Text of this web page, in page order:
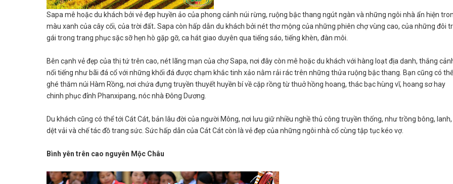
Sapa mê hoặc du khách bởi vẻ đẹp huyền ảo của phong cảnh núi rừng, ruộng bậc thang ngút ngàn và những ngôi nhà ẩn hiện
màu xanh của cây cối, của trời đất. Sapa còn hấp dẫn du khách bởi nét thơ mộng của những phiên chợ vùng cao, của những đôi
gái trong trang phục sặc sỡ hẹn hò gặp gỡ, ca hát giao duyên qua tiếng sáo, tiếng khèn, đàn môi.
Bên cạnh vẻ đẹp của thị tứ trên cao, nét lãng mạn của chợ Sapa, nơi đây còn mê hoặc du khách với hàng loạt địa danh, thắng
nổi tiếng như bãi đá cổ với những khối đá được chạm khắc tinh xảo nằm rải rác trên những thửa ruộng bậc thang. Bạn cũng có thể
ghé thăm núi Hàm Rồng, nơi chứa đựng truyền thuyết huyền bí về cặp rồng từ thuở hồng hoang, thác bạc hùng vĩ, hoang sơ hay
chinh phục đỉnh Phanxipang, nóc nhà Đông Dương.
Du khách cũng có thể tới Cát Cát, bản lâu đời của người Mông, nơi lưu giữ nhiều nghề thủ công truyền thống, như trồng bông, lanh,
dệt vải và chế tác đồ trang sức. Sức hấp dẫn của Cát Cát còn là vẻ đẹp của những ngôi nhà cổ cùng tập tục kéo vợ.
Bình yên trên cao nguyên Mộc Châu